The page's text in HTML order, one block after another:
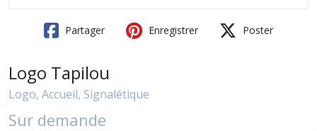
Partager Enregistrer Poster
Logo Tapilou
Logo, Accueil, Signalétique
Sur demande